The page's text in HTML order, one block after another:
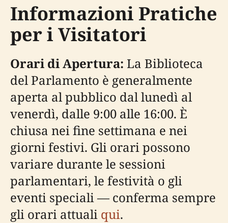
Informazioni Pratiche
per i Visitatori
Orari di Apertura: La Biblioteca
del Parlamento è generalmente
aperta al pubblico dal lunedì al
venerdì, dalle 9:00 alle 16:00. È
chiusa nei fine settimana e nei
giorni festivi. Gli orari possono
variare durante le sessioni
parlamentari, le festività o gli
eventi speciali — conferma sempre
gli orari attuali qui.